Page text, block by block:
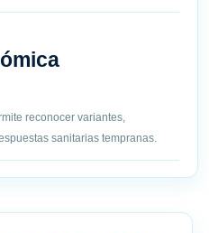
reconocer variantes,
sanitarias tempranas.